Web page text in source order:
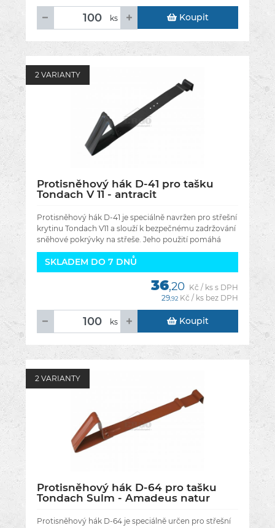
ks Koupit
2 VARIANTY
Protisněhový hák D-41 pro tašku
Tondach V 11 - antracit
Protisněhový hák D-41 je speciálně navržen pro střešní
krytinu Tondach V11 a slouží k bezpečnému zadržování
sněhové pokrývky na střeše. Jeho použití pomáhá
zabránit
SKLADEM DO 7 DNŮ
36,20 Kč / ks s DPH
29,92 Kč / ks bez DPH
ks Koupit
2 VARIANTY
Protisněhový hák D-64 pro tašku
Tondach Sulm - Amadeus natur
Protisněhový hák D-64 je speciálně určen pro střešní